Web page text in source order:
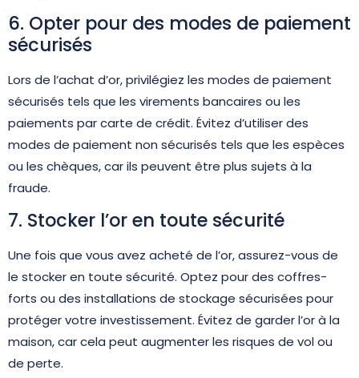
6. Opter pour des modes de paiement
sécurisés
Lors de l’achat d’or, privilégiez les modes de paiement
sécurisés tels que les virements bancaires ou les
paiements par carte de crédit. Évitez d’utiliser des
modes de paiement non sécurisés tels que les espèces
ou les chèques, car ils peuvent être plus sujets à la
fraude.
7. Stocker l’or en toute sécurité
Une fois que vous avez acheté de l’or, assurez-vous de
le stocker en toute sécurité. Optez pour des coffres-
forts ou des installations de stockage sécurisées pour
protéger votre investissement. Évitez de garder l’or à la
maison, car cela peut augmenter les risques de vol ou
de perte.